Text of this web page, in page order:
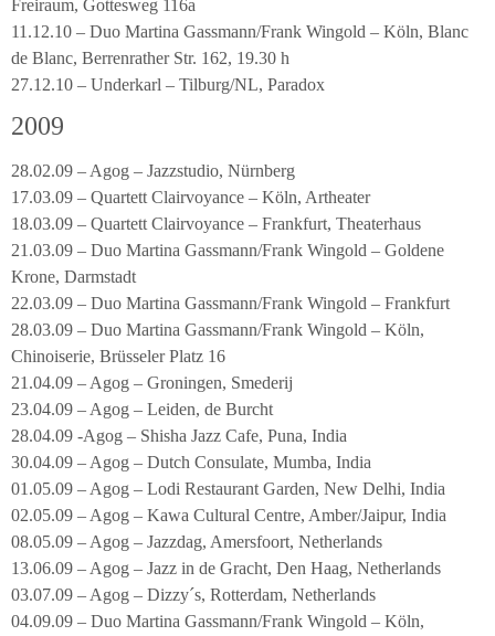
Freiraum, Gottesweg 116a
11.12.10 – Duo Martina Gassmann/Frank Wingold – Köln, Blanc
de Blanc, Berrenrather Str. 162, 19.30 h
27.12.10 – Underkarl – Tilburg/NL, Paradox
2009
28.02.09 – Agog – Jazzstudio, Nürnberg
17.03.09 – Quartett Clairvoyance – Köln, Artheater
18.03.09 – Quartett Clairvoyance – Frankfurt, Theaterhaus
21.03.09 – Duo Martina Gassmann/Frank Wingold – Goldene
Krone, Darmstadt
22.03.09 – Duo Martina Gassmann/Frank Wingold – Frankfurt
28.03.09 – Duo Martina Gassmann/Frank Wingold – Köln,
Chinoiserie, Brüsseler Platz 16
21.04.09 – Agog – Groningen, Smederij
23.04.09 – Agog – Leiden, de Burcht
28.04.09 -Agog – Shisha Jazz Cafe, Puna, India
30.04.09 – Agog – Dutch Consulate, Mumba, India
01.05.09 – Agog – Lodi Restaurant Garden, New Delhi, India
02.05.09 – Agog – Kawa Cultural Centre, Amber/Jaipur, India
08.05.09 – Agog – Jazzdag, Amersfoort, Netherlands
13.06.09 – Agog – Jazz in de Gracht, Den Haag, Netherlands
03.07.09 – Agog – Dizzy´s, Rotterdam, Netherlands
04.09.09 – Duo Martina Gassmann/Frank Wingold – Köln,